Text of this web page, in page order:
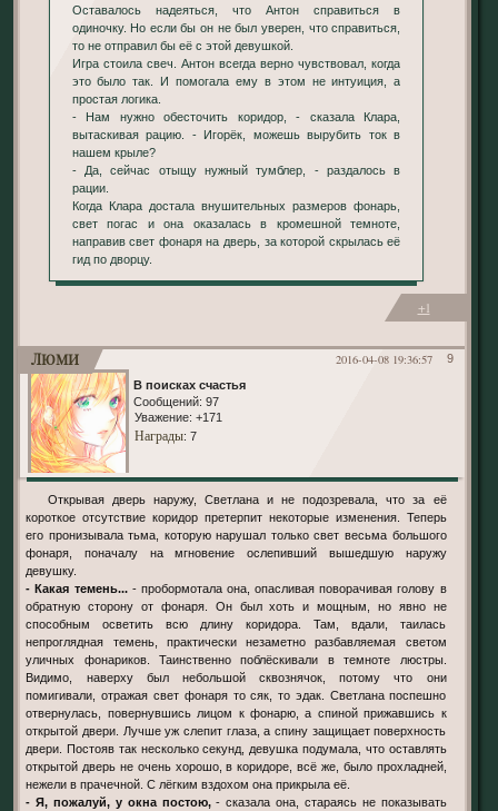
Оставалось надеяться, что Антон справиться в
одиночку. Но если бы он не был уверен, что справиться,
то не отправил бы её с этой девушкой.
Игра стоила свеч. Антон всегда верно чувствовал, когда
это было так. И помогала ему в этом не интуиция, а
простая логика.
- Нам нужно обесточить коридор, - сказала Клара,
вытаскивая рацию. - Игорёк, можешь вырубить ток в
нашем крыле?
- Да, сейчас отыщу нужный тумблер, - раздалось в
рации.
Когда Клара достала внушительных размеров фонарь,
свет погас и она оказалась в кромешной темноте,
направив свет фонаря на дверь, за которой скрылась её
гид по дворцу.
+1
9
2016-04-08 19:36:57
Люми
В поисках счастья
Сообщений: 97
Уважение: +171
Награды: 7
Открывая дверь наружу, Светлана и не подозревала, что за её
короткое отсутствие коридор претерпит некоторые изменения. Теперь
его пронизывала тьма, которую нарушал только свет весьма большого
фонаря, поначалу на мгновение ослепивший вышедшую наружу
девушку.
- Какая темень...- пробормотала она, опасливая поворачивая голову в
обратную сторону от фонаря. Он был хоть и мощным, но явно не
способным осветить всю длину коридора. Там, вдали, таилась
непроглядная темень, практически незаметно разбавляемая светом
уличных фонариков. Таинственно поблёскивали в темноте люстры.
Видимо, наверху был небольшой сквознячок, потому что они
помигивали, отражая свет фонаря то сяк, то эдак. Светлана поспешно
отвернулась, повернувшись лицом к фонарю, а спиной прижавшись к
открытой двери. Лучше уж слепит глаза, а спину защищает поверхность
двери. Постояв так несколько секунд, девушка подумала, что оставлять
открытой дверь не очень хорошо, в коридоре, всё же, было прохладней,
нежели в прачечной. С лёгким вздохом она прикрыла её.
- Я, пожалуй, у окна постою,- сказала она, стараясь не показывать